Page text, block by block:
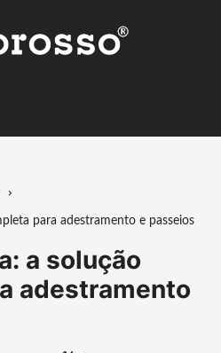
para adestramento e passeios
a solução
adestramento